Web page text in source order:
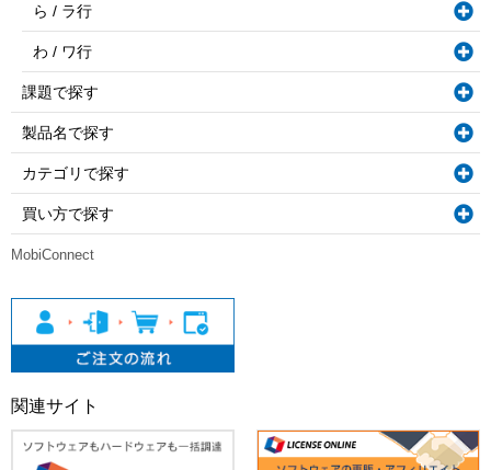
ら / ラ行
わ / ワ行
課題で探す
製品名で探す
カテゴリで探す
買い方で探す
MobiConnect
関連サイト